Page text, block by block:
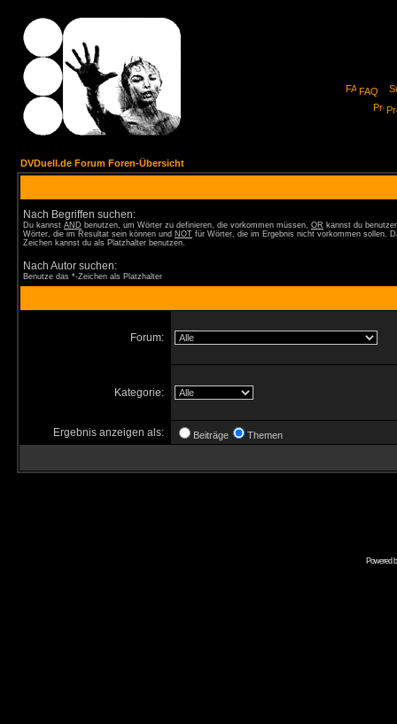
FAQ
DVDuell.de Forum Foren-Übersicht
Nach Begriffen suchen:
Du kannst AND benutzen, um Wörter zu definieren, die vorkommen müssen, OR kannst du
Wörter, die im Resultat sein können und NOT für Wörter, die im Ergebnis nicht vorkommen sollen.
Zeichen kannst du als Platzhalter benutzen.
Nach Autor suchen:
Benutze das *-Zeichen als Platzhalter
Forum:
Kategorie:
Ergebnis anzeigen als: Beiträge Themen
Powered